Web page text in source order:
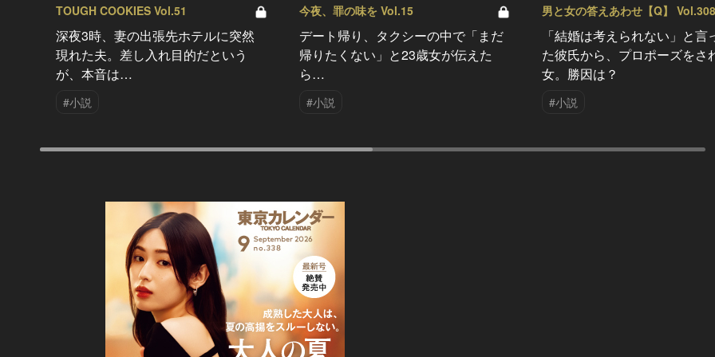
TOUGH COOKIES Vol.51
深夜3時、妻の出張先ホテルに突然
現れた夫。差し入れ目的だという
が、本音は…
#小説
今夜、罪の味を Vol.15
デート帰り、タクシーの中で「まだ
帰りたくない」と23歳女が伝えた
ら…
#小説
男と女の答えあわせ【Q】 Vol.308
「結婚は考えられない」と言
た彼氏から、プロポーズをさ
女。勝因は？
#小説